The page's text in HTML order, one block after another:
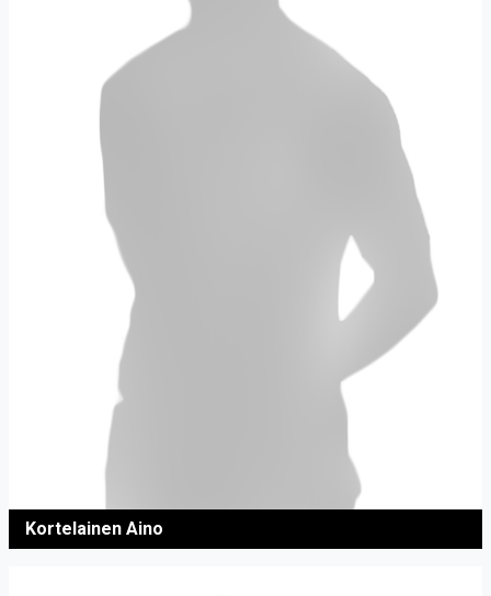
Kortelainen Aino